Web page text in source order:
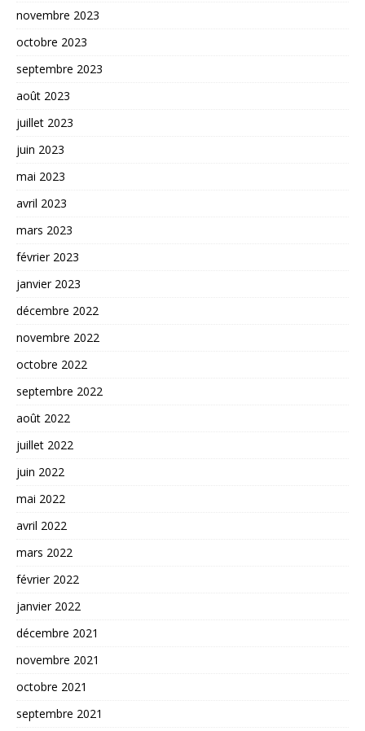
novembre 2023
octobre 2023
septembre 2023
août 2023
juillet 2023
juin 2023
mai 2023
avril 2023
mars 2023
février 2023
janvier 2023
décembre 2022
novembre 2022
octobre 2022
septembre 2022
août 2022
juillet 2022
juin 2022
mai 2022
avril 2022
mars 2022
février 2022
janvier 2022
décembre 2021
novembre 2021
octobre 2021
septembre 2021